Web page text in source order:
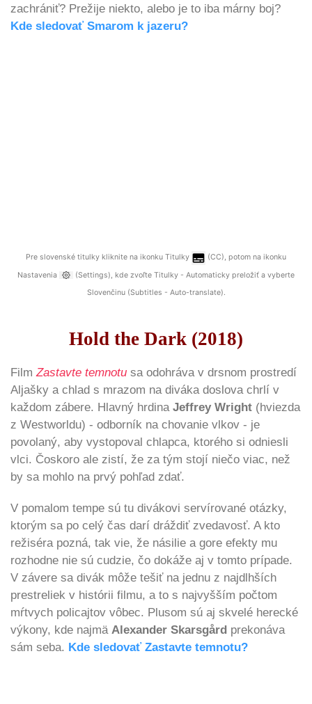
zachrániť? Prežije niekto, alebo je to iba márny boj?
Kde sledovať Smarom k jazeru?
Pre slovenské titulky kliknite na ikonku Titulky
(CC), potom na ikonku
Nastavenia
(Settings), kde zvoľte Titulky - Automaticky preložiť a vyberte
Slovenčinu (Subtitles - Auto-translate).
Hold the Dark (2018)
Film Zastavte temnotu sa odohráva v drsnom prostredí
Aljašky a chlad s mrazom na diváka doslova chrlí v
každom zábere. Hlavný hrdina Jeffrey Wright (hviezda
z Westworldu) - odborník na chovanie vlkov - je
povolaný, aby vystopoval chlapca, ktorého si odniesli
vlci. Čoskoro ale zistí, že za tým stojí niečo viac, než
by sa mohlo na prvý pohľad zdať.
V pomalom tempe sú tu divákovi servírované otázky,
ktorým sa po celý čas darí dráždiť zvedavosť. A kto
režiséra pozná, tak vie, že násilie a gore efekty mu
rozhodne nie sú cudzie, čo dokáže aj v tomto prípade.
V závere sa divák môže tešiť na jednu z najdlhších
prestreliek v histórii filmu, a to s najvyšším počtom
mŕtvych policajtov vôbec. Plusom sú aj skvelé herecké
výkony, kde najmä Alexander Skarsgård prekonáva
sám seba. Kde sledovať Zastavte temnotu?